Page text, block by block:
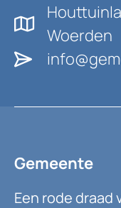
Woerden
Gemeente
Een rode draad